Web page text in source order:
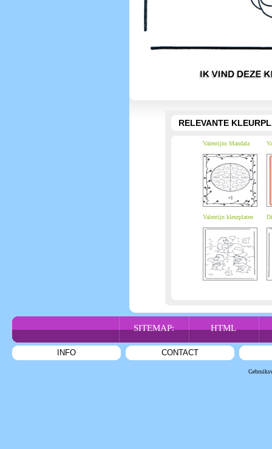
RELEVANTE
Valentijns Mandala
Valentijn kleurplaten
SITEMAP: HTML
INFO CONTACT